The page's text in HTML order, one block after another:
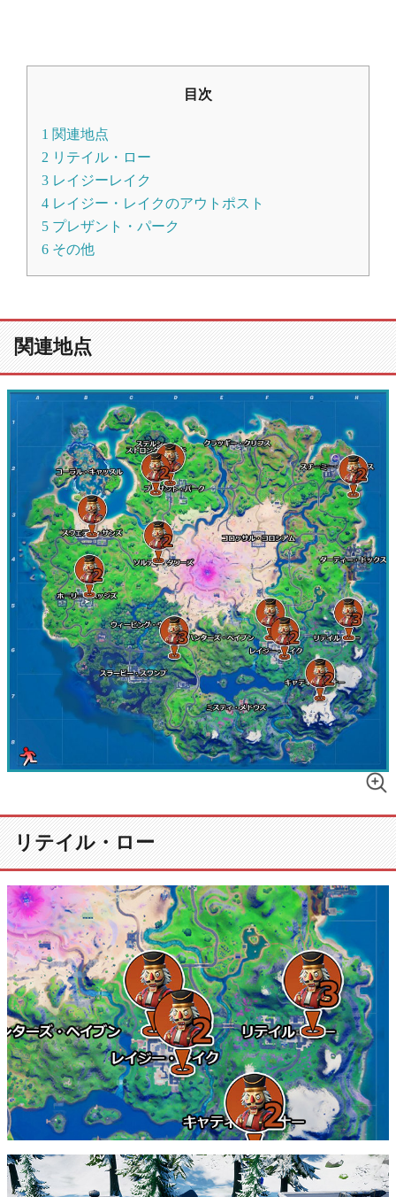
目次
1 関連地点
2 リテイル・ロー
3 レイジーレイク
4 レイジー・レイクのアウトポスト
5 プレザント・パーク
6 その他
関連地点
リテイル・ロー